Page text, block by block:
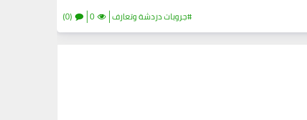
#جروبات دردشة وتعارف 0
(0)